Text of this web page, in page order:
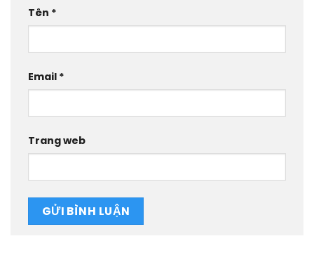
Tên *
Email *
Trang web